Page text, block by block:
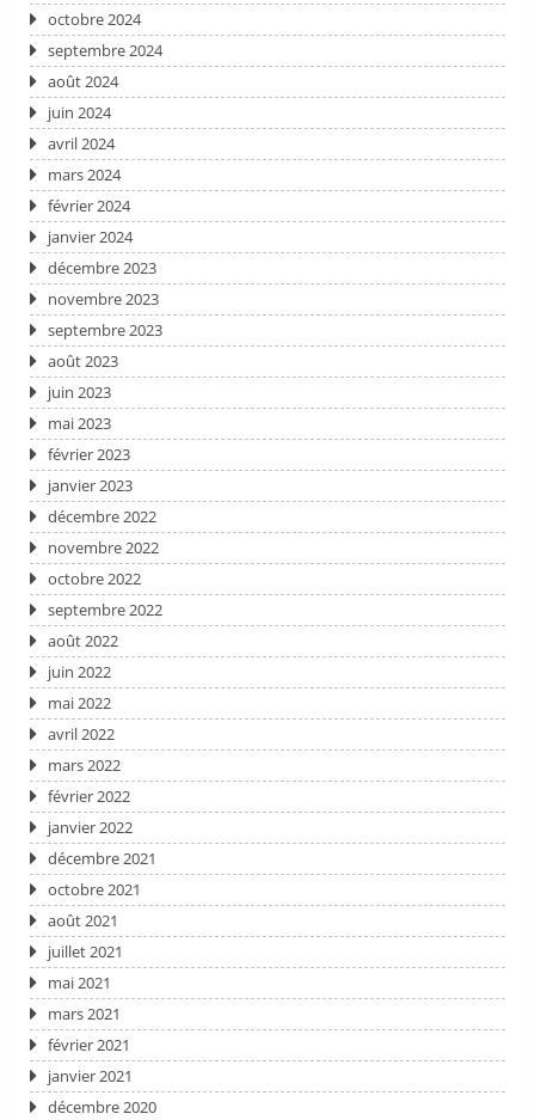
octobre 2024
septembre 2024
août 2024
juin 2024
avril 2024
mars 2024
février 2024
janvier 2024
décembre 2023
novembre 2023
septembre 2023
août 2023
juin 2023
mai 2023
février 2023
janvier 2023
décembre 2022
novembre 2022
octobre 2022
septembre 2022
août 2022
juin 2022
mai 2022
avril 2022
mars 2022
février 2022
janvier 2022
décembre 2021
octobre 2021
août 2021
juillet 2021
mai 2021
mars 2021
février 2021
janvier 2021
décembre 2020